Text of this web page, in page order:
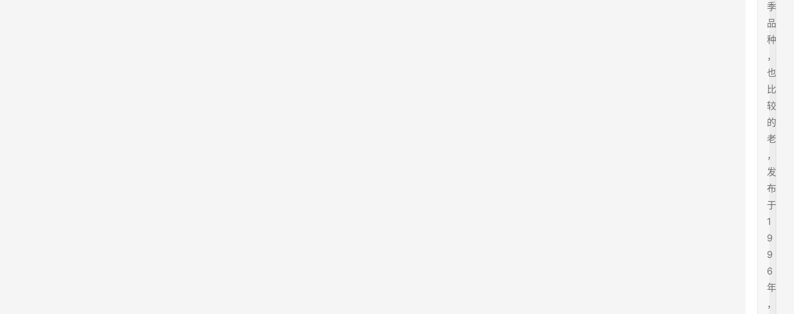
季
品
种
，
也
比
较
的
老
，
发
布
于
1
9
9
6
年
，